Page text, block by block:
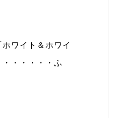
ホワイト＆ホワイ
・・・・・ふ